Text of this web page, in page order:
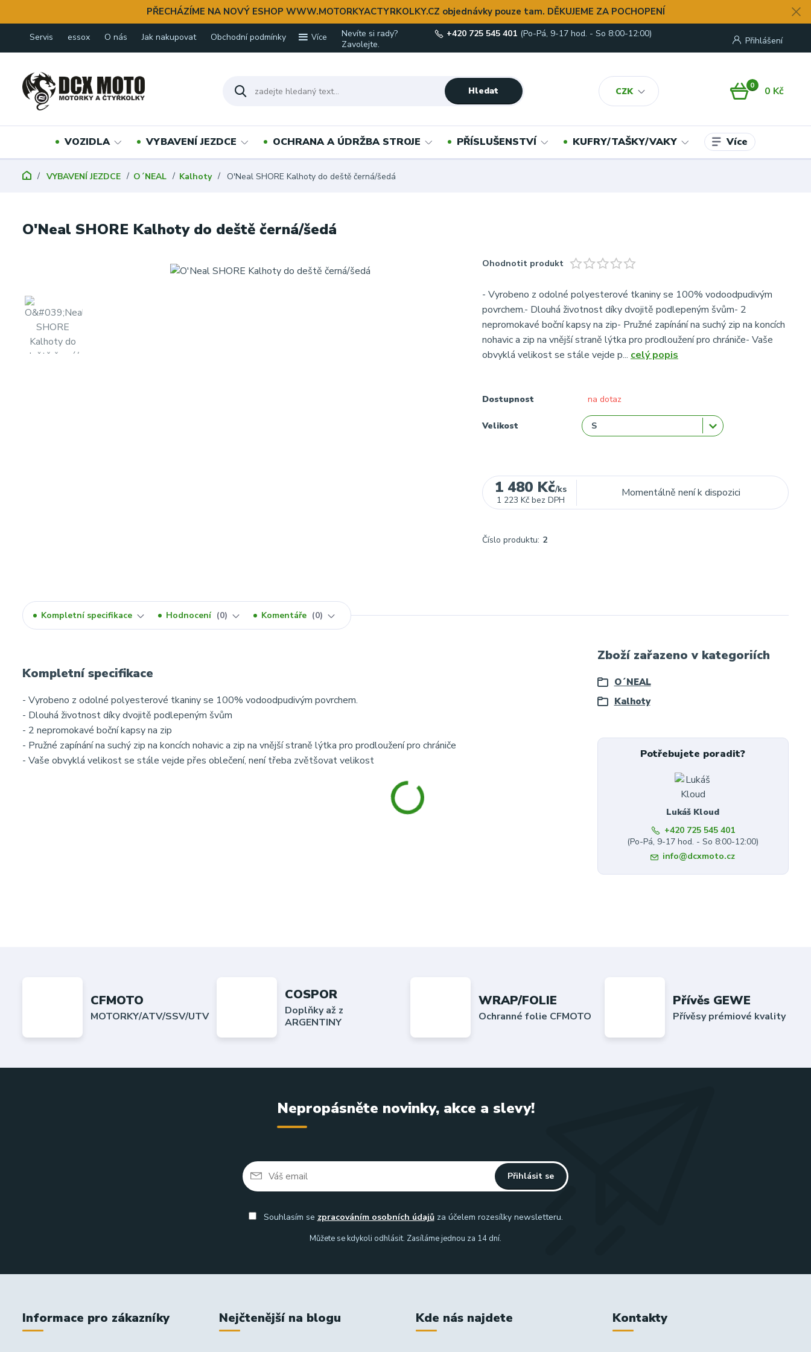
PŘECHÁZÍME NA NOVÝ ESHOP WWW.MOTORKYACTYRKOLKY.CZ objednávky pouze tam. DĚKUJEME ZA POCHOPENÍ
Servis essox O nás Jak nakupovat Obchodní podmínky Více
CZK
Přihlášení
Hledat
Nevíte si rady?
Zavolejte.
+420 725 545 401 (Po-Pá, 9-17 hod. - So 8:00-12:00)
0 0 Kč
VOZIDLA VYBAVENÍ JEZDCE OCHRANA A ÚDRŽBA STROJE PŘÍSLUŠENSTVÍ KUFRY/TAŠKY/VAKY Více
VYBAVENÍ JEZDCE O´NEAL Kalhoty O'Neal SHORE Kalhoty do deště černá/šedá
O'Neal SHORE Kalhoty do deště černá/šedá
Ohodnotit produkt
- Vyrobeno z odolné polyesterové tkaniny se 100% vodoodpudivým
povrchem.- Dlouhá životnost díky dvojitě podlepeným švům- 2
nepromokavé boční kapsy na zip- Pružné zapínání na suchý zip na koncích
nohavic a zip na vnější straně lýtka pro prodloužení pro chrániče- Vaše
obvyklá velikost se stále vejde p... celý popis
Dostupnost na dotaz
Velikost
1 480 Kč/ks
1 223 Kč bez DPH
Momentálně není k dispozici
Číslo produktu: 2
Kompletní specifikace Hodnocení 0 Komentáře 0
Kompletní specifikace
- Vyrobeno z odolné polyesterové tkaniny se 100% vodoodpudivým povrchem.
- Dlouhá životnost díky dvojitě podlepeným švům
- 2 nepromokavé boční kapsy na zip
- Pružné zapínání na suchý zip na koncích nohavic a zip na vnější straně lýtka pro prodloužení pro chrániče
- Vaše obvyklá velikost se stále vejde přes oblečení, není třeba zvětšovat velikost
Zboží zařazeno v kategoriích
O´NEAL
Kalhoty
Potřebujete poradit?
Lukáš Kloud
+420 725 545 401
(Po-Pá, 9-17 hod. - So 8:00-12:00)
info@dcxmoto.cz
CFMOTO
MOTORKY/ATV/SSV/UTV
COSPOR
Doplňky až z
ARGENTINY
WRAP/FOLIE
Ochranné folie CFMOTO
Přívěs GEWE
Přívěsy prémiové kvality
Nepropásněte novinky, akce a slevy!
Přihlásit se
Souhlasím se zpracováním osobních údajůza účelem rozesílky newsletteru.
Můžete se kdykoli odhlásit. Zasíláme jednou za 14 dní.
Informace pro zákazníky Nejčtenější na blogu Kde nás najdete Kontakty